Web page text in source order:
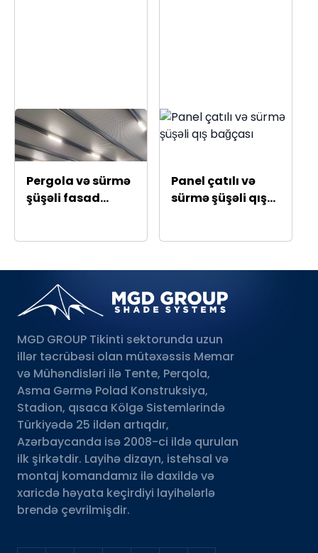
Pergola və sürmə
şüşəli fasad
Panel çatılı və
sürmə şüşəli qış
MGD GROUP Tikinti sektorunda uzun
illər təcrübəsi olan mütəxəssis Memar
və Mühəndisləri ilə Tente, Perqola,
Asma Gərmə Polad Konstruksiya,
Stadion, qısaca Kölgə Sistemlərində
Türkiyədə 25 ildən artıqdır,
Azərbaycanda isə 2008-ci ildə qurulan
ilk şirkətdir. Layihə dizayn, istehsal və
montaj komandamız ilə daxildə və
xaricdə həyata keçirdiyi layihələrlə
brendə çevrilmişdir.